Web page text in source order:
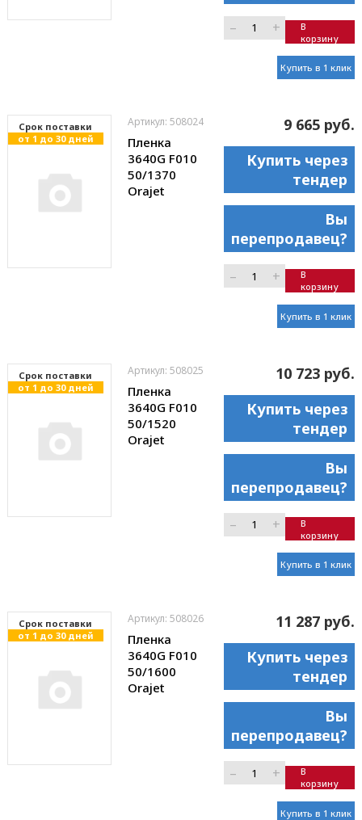
– +
В
корзину
Купить в 1 клик
Cрок поставки
от 1 до 30 дней
Артикул: 508024
Пленка
3640G F010
50/1370
Orajet
9 665 руб.
Купить через
тендер
Вы
перепродавец?
– +
В
корзину
Купить в 1 клик
Cрок поставки
от 1 до 30 дней
Артикул: 508025
Пленка
3640G F010
50/1520
Orajet
10 723 руб.
Купить через
тендер
Вы
перепродавец?
– +
В
корзину
Купить в 1 клик
Cрок поставки
от 1 до 30 дней
Артикул: 508026
Пленка
3640G F010
50/1600
Orajet
11 287 руб.
Купить через
тендер
Вы
перепродавец?
– +
В
корзину
Купить в 1 клик